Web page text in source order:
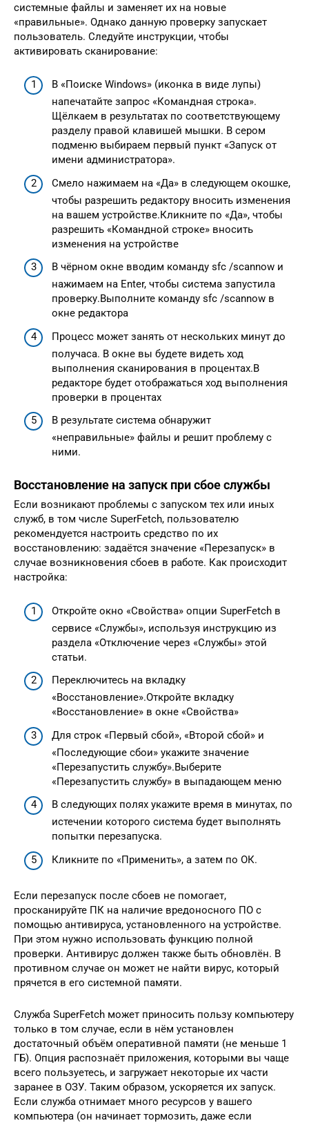
системные файлы и заменяет их на новые
«правильные». Однако данную проверку запускает
пользователь. Следуйте инструкции, чтобы
активировать сканирование:
В «Поиске Windows» (иконка в виде лупы)
напечатайте запрос «Командная строка».
Щёлкаем в результатах по соответствующему
разделу правой клавишей мышки. В сером
подменю выбираем первый пункт «Запуск от
имени администратора».
Смело нажимаем на «Да» в следующем окошке,
чтобы разрешить редактору вносить изменения
на вашем устройстве.Кликните по «Да», чтобы
разрешить «Командной строке» вносить
изменения на устройстве
В чёрном окне вводим команду sfc /scannow и
нажимаем на Enter, чтобы система запустила
проверку.Выполните команду sfc /scannow в
окне редактора
Процесс может занять от нескольких минут до
получаса. В окне вы будете видеть ход
выполнения сканирования в процентах.В
редакторе будет отображаться ход выполнения
проверки в процентах
В результате система обнаружит
«неправильные» файлы и решит проблему с
ними.
Восстановление на запуск при сбое службы
Если возникают проблемы с запуском тех или иных
служб, в том числе SuperFetch, пользователю
рекомендуется настроить средство по их
восстановлению: задаётся значение «Перезапуск» в
случае возникновения сбоев в работе. Как происходит
настройка:
Откройте окно «Свойства» опции SuperFetch в
сервисе «Службы», используя инструкцию из
раздела «Отключение через «Службы» этой
статьи.
Переключитесь на вкладку
«Восстановление».Откройте вкладку
«Восстановление» в окне «Свойства»
Для строк «Первый сбой», «Второй сбой» и
«Последующие сбои» укажите значение
«Перезапустить службу».Выберите
«Перезапустить службу» в выпадающем меню
В следующих полях укажите время в минутах, по
истечении которого система будет выполнять
попытки перезапуска.
Кликните по «Применить», а затем по ОК.
Если перезапуск после сбоев не помогает,
просканируйте ПК на наличие вредоносного ПО с
помощью антивируса, установленного на устройстве.
При этом нужно использовать функцию полной
проверки. Антивирус должен также быть обновлён. В
противном случае он может не найти вирус, который
прячется в его системной памяти.
Служба SuperFetch может приносить пользу компьютеру
только в том случае, если в нём установлен
достаточный объём оперативной памяти (не меньше 1
ГБ). Опция распознаёт приложения, которыми вы чаще
всего пользуетесь, и загружает некоторые их части
заранее в ОЗУ. Таким образом, ускоряется их запуск.
Если служба отнимает много ресурсов у вашего
компьютера (он начинает тормозить, даже если